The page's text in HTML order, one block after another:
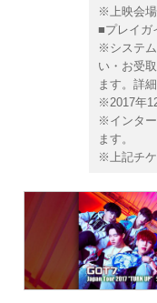
※上映会
■プレイガ
※システム
い・お受
ます。詳
※2017年
※インタ
ます。
※上記チケ